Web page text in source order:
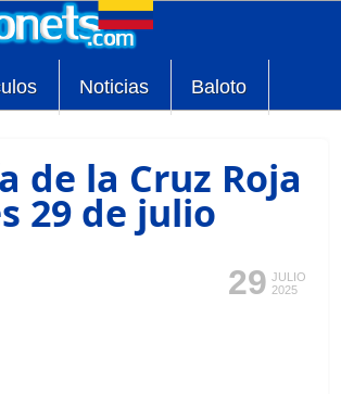
Noticias Baloto
de la Cruz Roja
29 de julio
29 JULIO
2025